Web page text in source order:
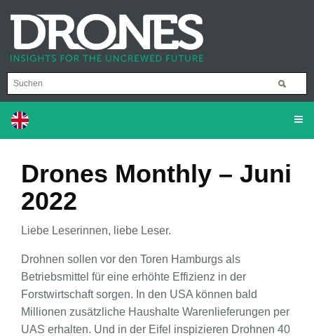
Drones Monthly – Juni
2022
Liebe Leserinnen, liebe Leser.
Drohnen sollen vor den Toren Hamburgs als
Betriebsmittel für eine erhöhte Effizienz in der
Forstwirtschaft sorgen. In den USA können bald
Millionen zusätzliche Haushalte Warenlieferungen per
UAS erhalten. Und in der Eifel inspizieren Drohnen 40